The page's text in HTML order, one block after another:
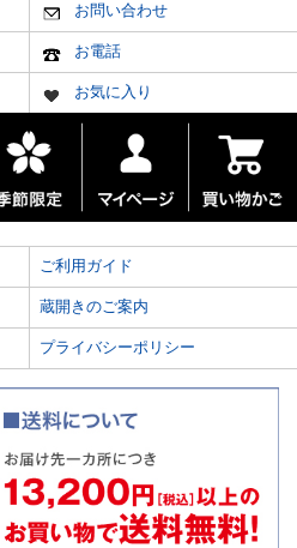
お問い合わせ
お電話
お気に入り
ご利用ガイド
蔵開きのご案内
プライバシーポリシー